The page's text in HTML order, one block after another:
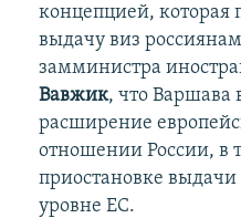
концепцией, которая
выдачу виз
замминистра
Вавжик, что Варшава
расширение
отношении России, в
приостановке
уровне ЕС.